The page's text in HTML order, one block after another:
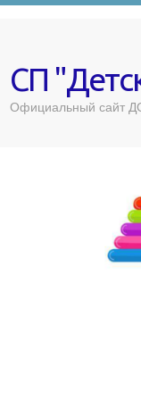
СП
Официальный сайт